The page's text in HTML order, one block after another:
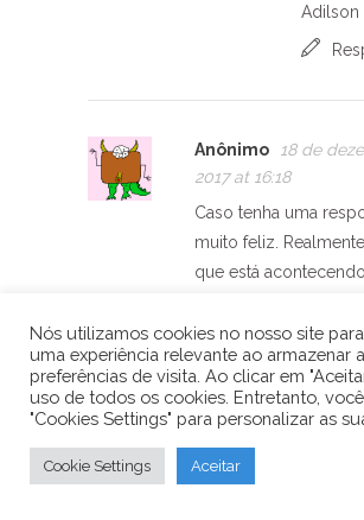
Adilson
Anônimo
18 de
2017 at 16:18
Caso tenha uma
muito feliz.
que está
Marlene
Responder
Nós utilizamos cookies no nosso site
uma experiência relevante ao armazenar
preferências de visita. Ao clicar em
uso de todos os cookies. Entretanto,
"Cookies Settings" para personalizar as
Cookie Settings Aceitar